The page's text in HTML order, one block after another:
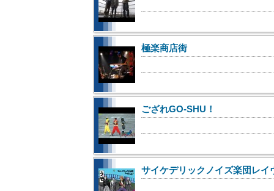
極楽商店街
ござれGO-SHU！
サイケデリックノイズ楽団レイ